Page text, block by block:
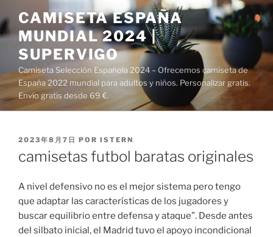
al
contenido
CAMISETA ESPAÑA
MUNDIAL 2024 |
SUPERVIGO
Camiseta Selección Española 2024 – Ofrecemos camiseta de
España 2022 mundial para adultos y niños. Personalizar gratis.
Envío gratis desde 69 €.
PUBLICADO
2023年8月7日 POR ISTERN
camisetas futbol baratas originales
A nivel defensivo no es el mejor sistema pero tengo
que adaptar las características de los jugadores y
buscar equilibrio entre defensa y ataque”. Desde antes
del silbato inicial, el Madrid tuvo el apoyo incondicional